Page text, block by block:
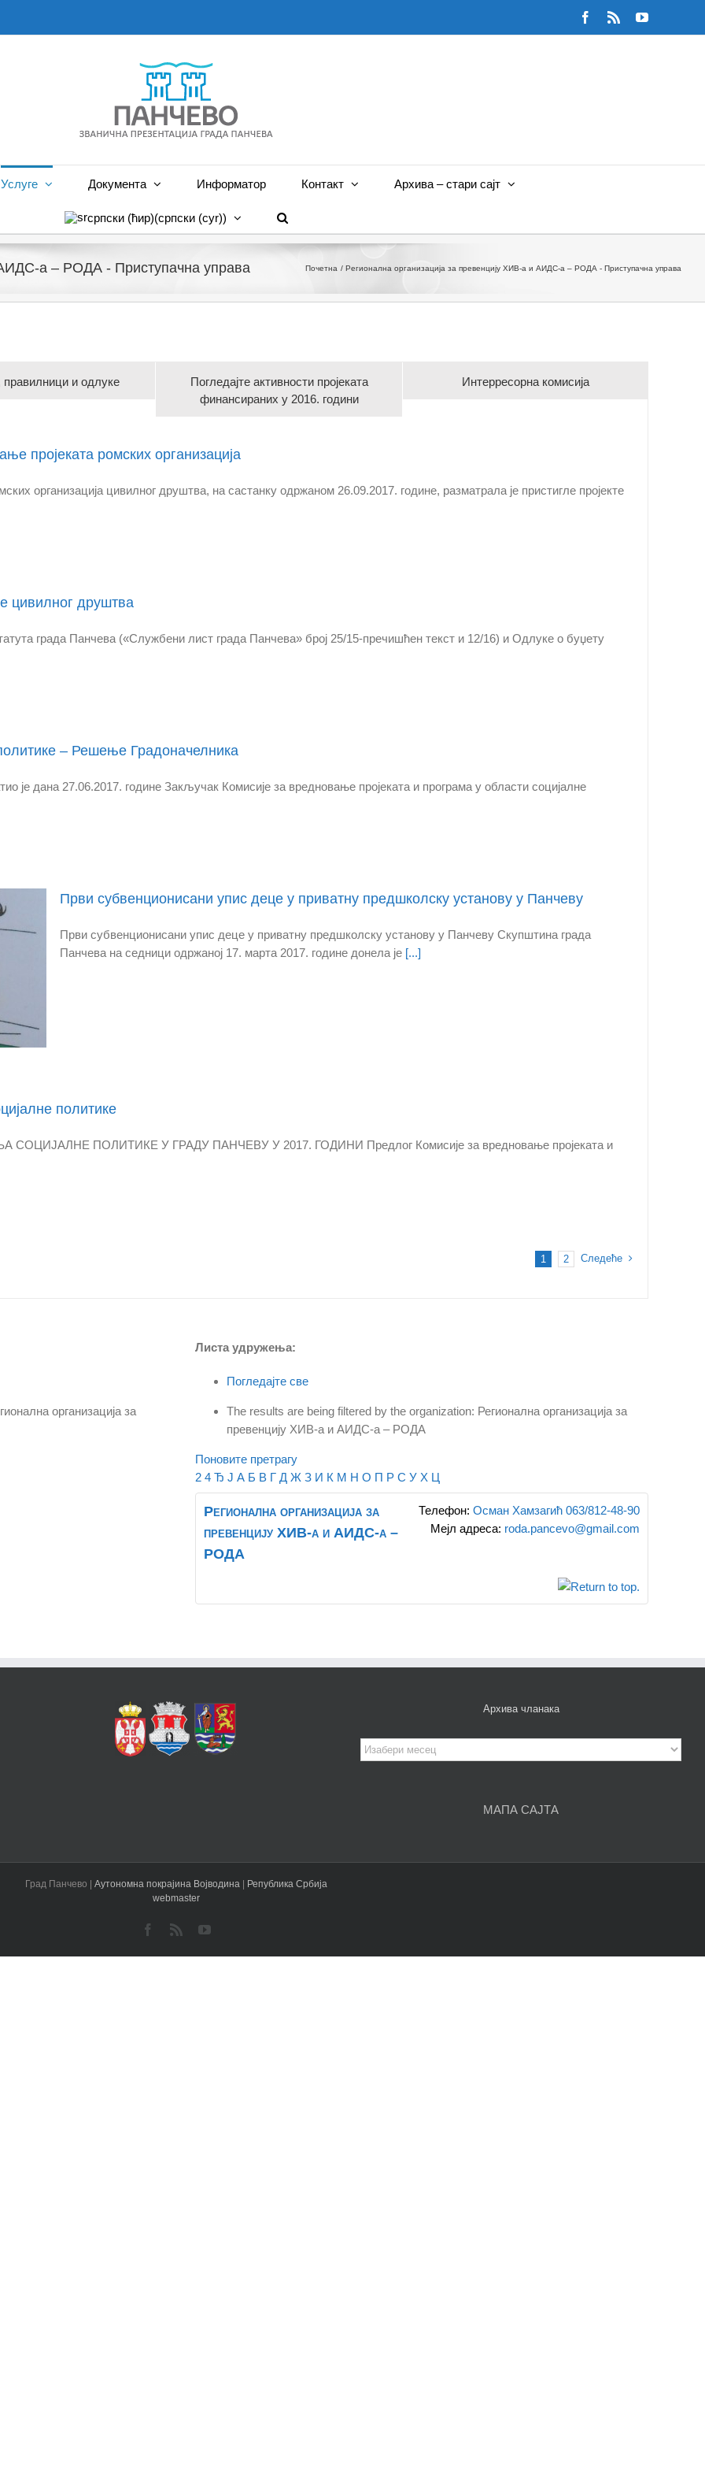
Facebook
Rss YouTube
Услуге Документа Информатор Контакт Архива – стари сајт
српски (ћир)(српски (cyr))
а – РОДА - Приступачна управа Почетна Регионална организација за превенцију ХИВ-а и АИДС-а – РОДА - Приступачна управа
правилници и одлуке
Погледајте активности пројеката
финансираних у 2016. години
Интерресорна комисија
пројеката ромских организација
организација цивилног друштва, на састанку одржаном 26.09.2017. године, разматрала је пристигле пројекте
цивилног друштва
града Панчева («Службени лист града Панчева» број 25/15-пречишћен текст и 12/16) и Одлукe о буџету
– Решење Градоначелника
је дана 27.06.2017. године Закључак Комисије за вредновање пројеката и програма у области социјалне
Први субвенционисани упис деце у приватну предшколску установу у Панчеву
Први субвенционисани упис деце у приватну предшколску установу у Панчеву Скупштина града
Панчева на седници одржаној 17. марта 2017. године донела је [...]
политике
ПОЛИТИКЕ У ГРАДУ ПАНЧЕВУ У 2017. ГОДИНИ Предлог Комисије за вредновање пројеката и
1 2 Следеће
организација за
Листа удружења:
Погледајте све
The results are being filtered by the organization: Регионална организација за
превенцију ХИВ-а и АИДС-а – РОДА
Поновите претрагу
2 4 Ђ Ј А Б В Г Д Ж З И К М Н О П Р С У Х Ц
Регионална организација за
превенцију ХИВ-а и АИДС-а –
РОДА
Телефон: Осман Хамзагић 063/812-48-90
Мејл адреса: roda.pancevo@gmail.com
Архива чланака
Архива
чланака
МАПА САЈТА
Град Панчево | Аутономна покрајина Војводина
Република Србија
webmaster
Facebook
Rss YouTube